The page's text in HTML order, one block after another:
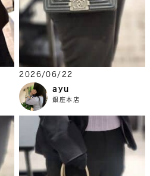
2026/06/22
ayu
銀座本店